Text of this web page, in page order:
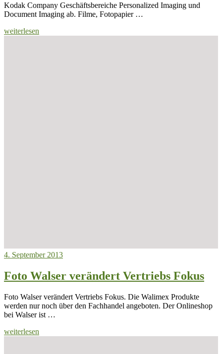
Kodak Company Geschäftsbereiche Personalized Imaging und
Document Imaging ab. Filme, Fotopapier …
weiterlesen
4. September 2013
Foto Walser verändert Vertriebs Fokus
Foto Walser verändert Vertriebs Fokus. Die Walimex Produkte
werden nur noch über den Fachhandel angeboten. Der Onlineshop
bei Walser ist …
weiterlesen